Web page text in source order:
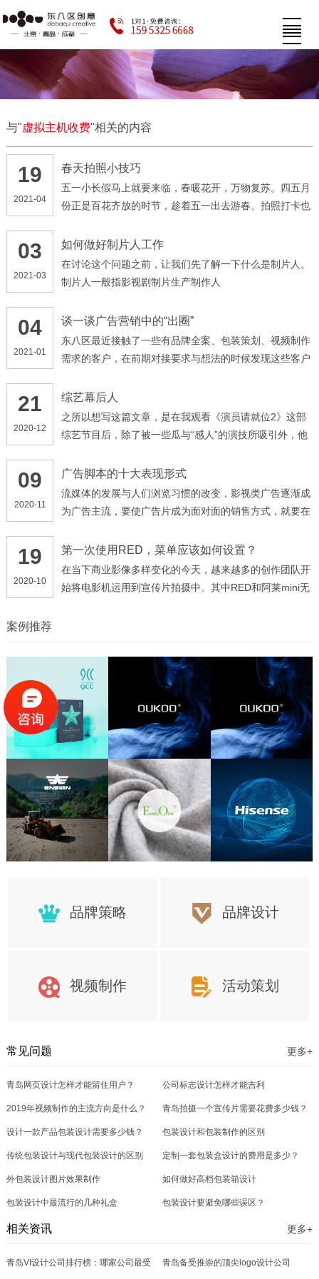
与"虚拟主机收费"相关的内容
19
2021-04
春天拍照小技巧
五一小长假马上就要来临，春暖花开，万物复苏。四五月
份正是百花齐放的时节，趁着五一出去游春、拍照打卡也
03
2021-03
如何做好制片人工作
在讨论这个问题之前，让我们先了解一下什么是制片人。
制片人一般指影视剧制片生产制作人
04
2021-01
谈一谈广告营销中的“出圈”
东八区最近接触了一些有品牌全案、包装策划、视频制作
需求的客户，在前期对接要求与想法的时候发现这些客户
我是做什么产品，我有什么需求，我面向的是什么群体，
我的产品、广告一定要“出圈”。时代在进步，甲方爸爸的
需求由“高端、大气、上档次”演变为了“出圈”，那么何
输出，企业想要给受众传达的信息，忽略了受众的想法，
此种营销思路更加偏表面化、形象化
21
2020-12
综艺幕后人
之所以想写这篇文章，是在我观看《演员请就位2》这部
综艺节目后，除了被一些瓜与“感人”的演技所吸引外，他
艺节目，最引人关注的一点，就是他们的影视化部分，多
位导演通过选拔自己心仪的演员，来拍摄各种经典影视类
片段，以及自创的剧情
09
2020-11
广告脚本的十大表现形式
流媒体的发展与人们浏览习惯的改变，影视类广告逐渐成
为广告主流，要使广告片成为面对面的销售方式，就要在
达广告讯息，一般来讲有下列几种主要形式： ( 1 )故事
式。用讲故事形式来表达商品与受众的关系，使受众产生
共鸣
19
2020-10
第一次使用RED，菜单应该如何设置？
在当下商业影像多样变化的今天，越来越多的创作团队开
始将电影机运用到宣传片拍摄中。其中RED和阿莱mini无
案例推荐
品牌策略 品牌设计
视频制作 活动策划
常见问题 更多+
青岛网页设计怎样才能留住用户？ 公司标志设计怎样才能吉利
2019年视频制作的主流方向是什么？ 青岛拍摄一个宣传片需要花费多少钱？
设计一款产品包装设计需要多少钱？ 包装设计和包装制作的区别
传统包装设计与现代包装设计的区别 定制一套包装盒设计的费用是多少？
外包装设计图片效果制作 如何做好高档包装箱设计
包装设计中最流行的几种礼盒 包装设计要避免哪些误区？
相关资讯 更多+
青岛VI设计公司排行榜：哪家公司最受 青岛备受推崇的顶尖logo设计公司